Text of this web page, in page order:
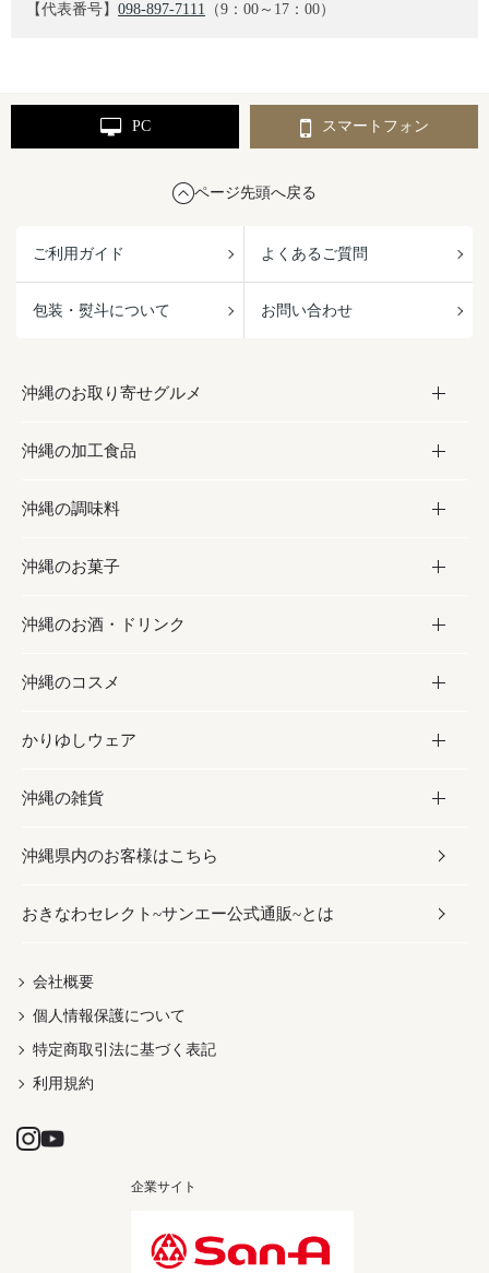
【代表番号】 098-897-7111 （9：00～17：00）
PC スマートフォン
ページ先頭へ戻る
ご利用ガイド よくあるご質問
包装・熨斗について お問い合わせ
沖縄のお取り寄せグルメ
お取り寄せグルメ
フルーツ・野菜
お肉
海産物
沖縄の加工食品
加工食品
缶詰／パウチ
沖縄料理
沖縄そば／乾麺
レトルト食品
乾物／粉類
沖縄の調味料
調味料
砂糖／黒砂糖
塩
お酢／ドレッシング
しょうゆ
みそ
だし／スパイス／島唐辛子
沖縄のお菓子
お菓子
黒糖
ちんすこう
伝統菓子
スナック
おつまみ
紅芋
沖縄のお酒・ドリンク
お酒・ドリンク
泡盛
ビール・チューハイ
ワイン・ウィスキー・カクテル
ドリンク
茶葉
沖縄のコスメ
コスメ
スキンケア
ボディケア
ヘアケア
UVケア
かりゆしウェア
かりゆしウェア
メンズ
レディース
沖縄の雑貨
雑貨
沖縄ファッション
伝統工芸品
沖縄県内のお客様はこちら
おきなわセレクト~サンエー公式通販~とは
会社概要
個人情報保護について
特定商取引法に基づく表記
利用規約
企業サイト